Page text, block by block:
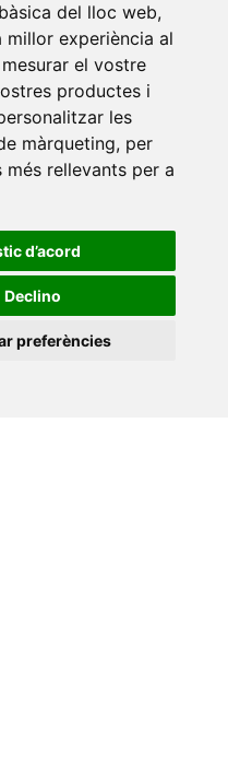
del lloc web,
millor experiència al
el vostre
productes i
les
màrqueting, per
més rellevants per a
d’acord
Declino
preferències